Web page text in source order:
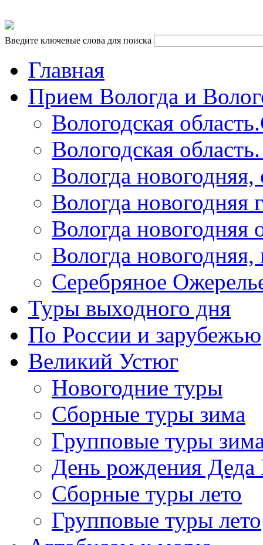
Введите ключевые слова для поиска
Главная
Прием Вологда и
Вологодская
Вологодская
Вологда
Вологда новогодняя
Вологда новогодняя
Вологда
Серебряное
Туры выходного дня
По России и зарубежью
Великий Устюг
Новогодние туры
Сборные туры зима
Групповые туры
День рождения Деда
Сборные туры лето
Групповые туры лето